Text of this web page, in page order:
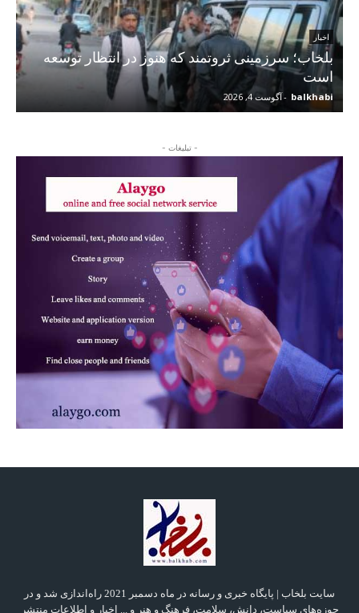
اخبار
بلخاب؛ سرزمینی ثروتمند که هنوز در انتظار توسعه
است
balkhabi
-آگوست 4, 2026
- تبلیغات -
سایت بلخاب | پایگاه خبری و رسانه در ماه دسمبر 2021 راه‌اندازی شد و در
حوزه‌های سیاست، دانش، سلامت، فرهنگ و هنر و ... اخبار و اطلاعات منتشر